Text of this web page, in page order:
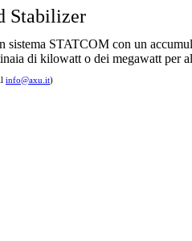
Stabilizer
sistema STATCOM con un
di kilowatt o dei megawatt per
info@axu.it)